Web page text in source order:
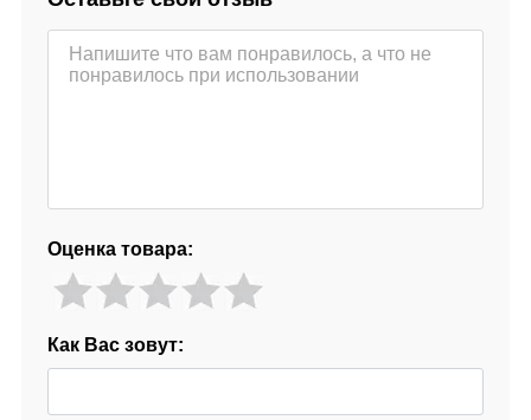
Оценка товара:
Как Вас зовут: